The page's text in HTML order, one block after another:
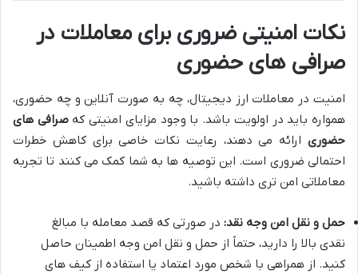
نکات امنیتی ضروری برای معاملات در
صرافی های حضوری
امنیت در معاملات ارز دیجیتال، چه به صورت آنلاین و چه حضوری،
همواره باید در اولویت باشد. با وجود مزایای امنیتی کهصرافی های
حضوری ارائه می دهند، رعایت نکات خاصی برای کاهش خطرات
احتمالی ضروری است. این توصیه ها به شما کمک می کنند تا تجربه
معاملاتی امن تری داشته باشید.
حمل و نقل امن وجه نقد: در صورتی که قصد معامله با مبالغ
نقدی بالا را دارید، حتماً از حمل و نقل امن وجه اطمینان حاصل
کنید. از همراهی با شخص مورد اعتماد یا استفاده از کیف های